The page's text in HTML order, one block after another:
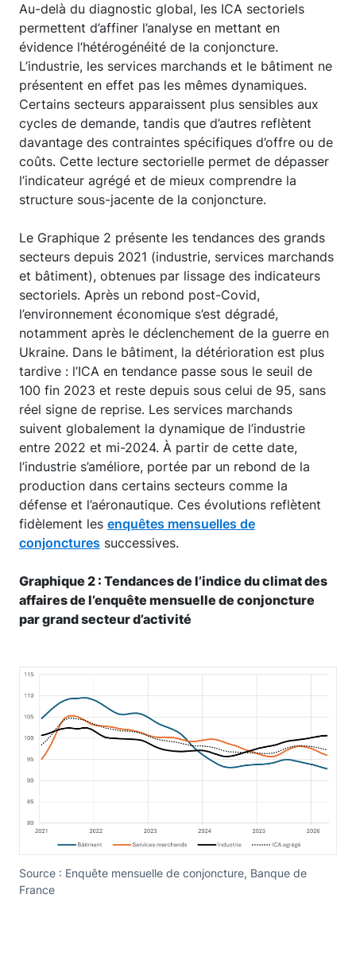
Au-delà du diagnostic global, les ICA sectoriels
permettent d’affiner l’analyse en mettant en
évidence l’hétérogénéité de la conjoncture.
L’industrie, les services marchands et le bâtiment ne
présentent en effet pas les mêmes dynamiques.
Certains secteurs apparaissent plus sensibles aux
cycles de demande, tandis que d’autres reflètent
davantage des contraintes spécifiques d’offre ou de
coûts. Cette lecture sectorielle permet de dépasser
l’indicateur agrégé et de mieux comprendre la
structure sous-jacente de la conjoncture.
Le Graphique 2 présente les tendances des grands
secteurs depuis 2021 (industrie, services marchands
et bâtiment), obtenues par lissage des indicateurs
sectoriels. Après un rebond post-Covid,
l’environnement économique s’est dégradé,
notamment après le déclenchement de la guerre en
Ukraine. Dans le bâtiment, la détérioration est plus
tardive : l’ICA en tendance passe sous le seuil de
100 fin 2023 et reste depuis sous celui de 95, sans
réel signe de reprise. Les services marchands
suivent globalement la dynamique de l’industrie
entre 2022 et mi-2024. À partir de cette date,
l’industrie s’améliore, portée par un rebond de la
production dans certains secteurs comme la
défense et l’aéronautique. Ces évolutions reflètent
fidèlement les enquêtes mensuelles de
conjonctures successives.
Graphique 2 : Tendances de l’indice du climat des
affaires de l’enquête mensuelle de conjoncture
par grand secteur d’activité
Source : Enquête mensuelle de conjoncture, Banque de
France